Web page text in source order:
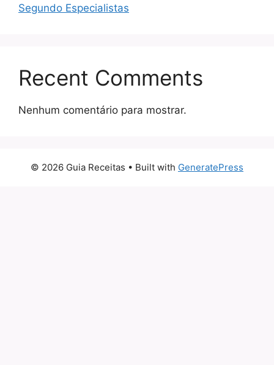
Segundo Especialistas
Recent Comments
Nenhum comentário para mostrar.
© 2026 Guia Receitas • Built with GeneratePress